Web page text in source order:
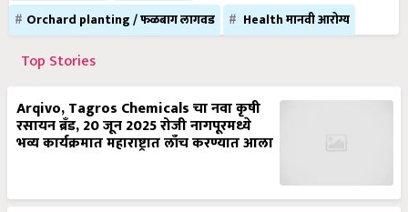
Orchard planting / फळबाग लागवड
Health मानवी आरोग्य
Top Stories
Arqivo, Tagros Chemicals चा नवा कृषी
रसायन ब्रँड, 20 जून 2025 रोजी नागपूरमध्ये
भव्य कार्यक्रमात महाराष्ट्रात लाँच करण्यात आला